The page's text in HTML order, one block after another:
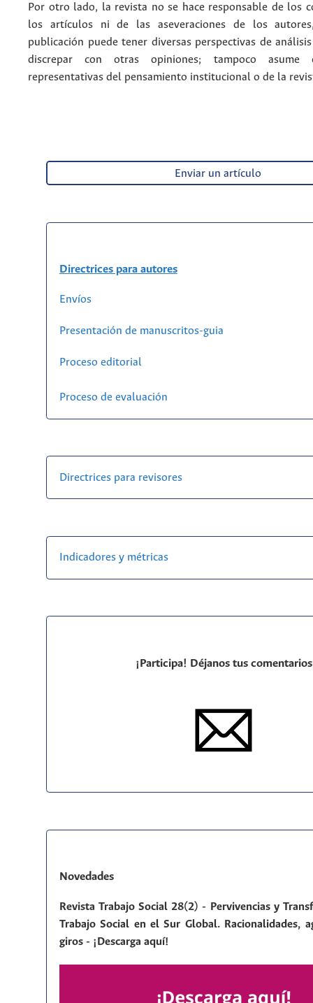
Por otro lado, la revista no se hace responsable de los
los artículos ni de las aseveraciones de los
publicación puede tener diversas perspectivas de
discrepar con otras opiniones; tampoco asume
representativas del pensamiento institucional o de la
Enviar un artículo
Directrices para autores
Envíos
Presentación de manuscritos-guia
Proceso editorial
Proceso de evaluación
Directrices para revisores
Indicadores y métricas
¡Participa! Déjanos tus comentarios
Novedades
Revista Trabajo Social 28(2) - Pervivencias y
Trabajo Social en el Sur Global. Racionalidades,
giros - ¡Descarga aquí!